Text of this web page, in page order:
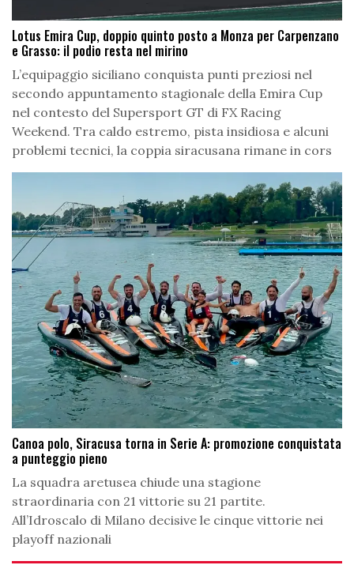
Lotus Emira Cup, doppio quinto posto a Monza per Carpenzano
e Grasso: il podio resta nel mirino
L’equipaggio siciliano conquista punti preziosi nel
secondo appuntamento stagionale della Emira Cup
nel contesto del Supersport GT di FX Racing
Weekend. Tra caldo estremo, pista insidiosa e alcuni
problemi tecnici, la coppia siracusana rimane in cors
Canoa polo, Siracusa torna in Serie A: promozione conquistata
a punteggio pieno
La squadra aretusea chiude una stagione
straordinaria con 21 vittorie su 21 partite.
All’Idroscalo di Milano decisive le cinque vittorie nei
playoff nazionali